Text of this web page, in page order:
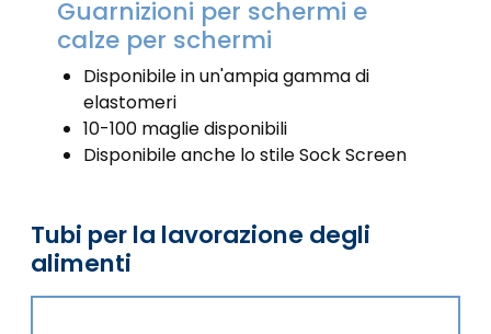
Guarnizioni per schermi e
calze per schermi
Disponibile in un'ampia gamma di
elastomeri
10-100 maglie disponibili
Disponibile anche lo stile Sock Screen
Tubi per la lavorazione degli
alimenti